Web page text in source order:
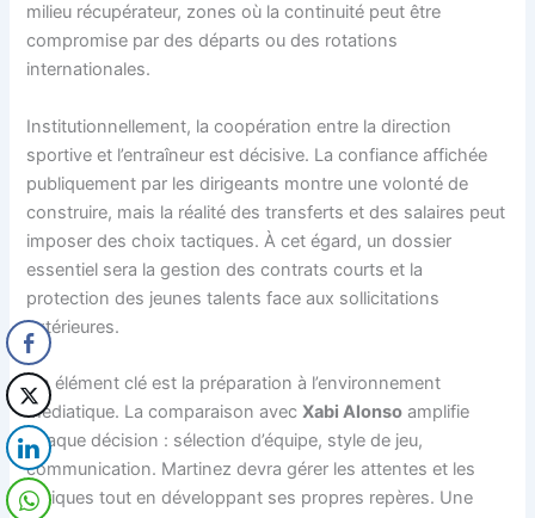
milieu récupérateur, zones où la continuité peut être
compromise par des départs ou des rotations
internationales.
Institutionnellement, la coopération entre la direction
sportive et l’entraîneur est décisive. La confiance affichée
publiquement par les dirigeants montre une volonté de
construire, mais la réalité des transferts et des salaires peut
imposer des choix tactiques. À cet égard, un dossier
essentiel sera la gestion des contrats courts et la
protection des jeunes talents face aux sollicitations
extérieures.
Un élément clé est la préparation à l’environnement
médiatique. La comparaison avecXabi Alonso amplifie
chaque décision : sélection d’équipe, style de jeu,
communication. Martinez devra gérer les attentes et les
critiques tout en développant ses propres repères. Une